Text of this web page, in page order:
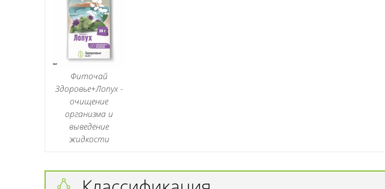
Фиточай
Здоровье+Лопух -
очищение
организма и
выведение
жидкости